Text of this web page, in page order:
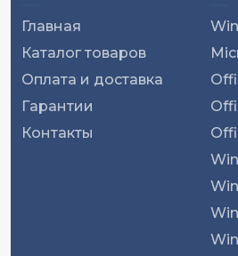
Главная
Каталог товаров
Оплата и доставка
Гарантии
Контакты